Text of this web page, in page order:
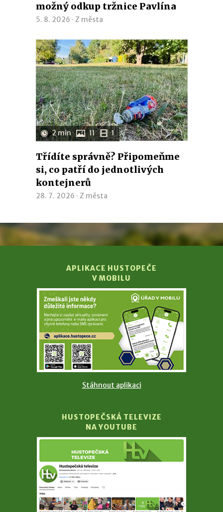
možný odkup tržnice Pavlína
5. 8. 2026 · Z města
2 min 11 1
Třídíte správně? Připomeňme
si, co patří do jednotlivých
kontejnerů
28. 7. 2026 · Z města
APLIKACE HUSTOPEČE
V MOBILU
Stáhnout aplikaci
HUSTOPEČSKÁ TELEVIZE
NA YOUTUBE